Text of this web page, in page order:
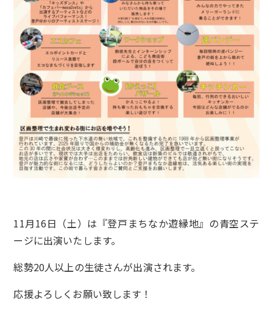
11月16日（土）は『登戸まちなか遊縁地』の青空ステ
ージに出演いたします。
総勢20人以上の生徒さんが出演されます。
応援よろしくお願い致します！